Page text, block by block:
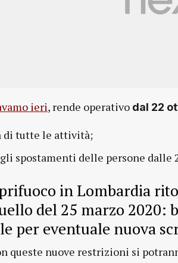
ieri, rende operativo dal 22
di tutte le attività;
spostamenti delle persone dalle
in Lombardia
del 25 marzo 2020:
per eventuale nuova
queste nuove restrizioni si